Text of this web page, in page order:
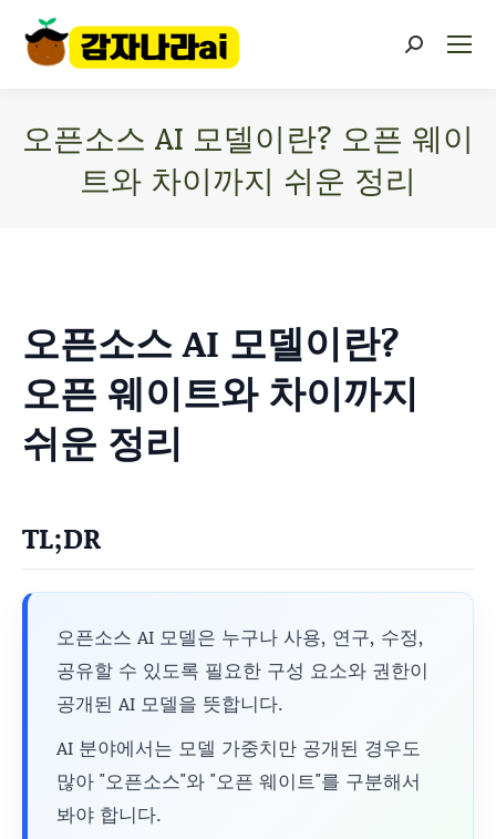
오픈소스 AI 모델이란? 오픈 웨이
트와 차이까지 쉬운 정리
오픈소스 AI 모델이란?
오픈 웨이트와 차이까지
쉬운 정리
TL;DR
오픈소스 AI 모델은 누구나 사용, 연구, 수정,
공유할 수 있도록 필요한 구성 요소와 권한이
공개된 AI 모델을 뜻합니다.
AI 분야에서는 모델 가중치만 공개된 경우도
많아 "오픈소스"와 "오픈 웨이트"를 구분해서
봐야 합니다.